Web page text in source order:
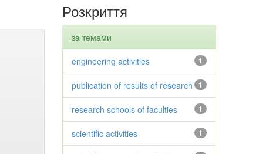
Розкриття
за темами
1
engineering activities
1
publication of results of research
1
research schools of faculties
1
scientific activities